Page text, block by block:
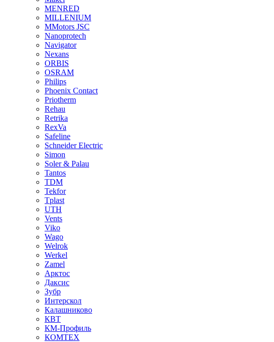
MENRED
MILLENIUM
MMotors JSC
Nanoprotech
Navigator
Nexans
ORBIS
OSRAM
Philips
Phoenix Contact
Priotherm
Rehau
Retrika
RexVa
Safeline
Schneider Electric
Simon
Soler & Palau
Tantos
TDM
Tekfor
Tplast
UTH
Vents
Viko
Wago
Welrok
Werkel
Zamel
Арктос
Даксис
Зубр
Интерскол
Калашниково
КВТ
КМ-Профиль
КОМТЕХ